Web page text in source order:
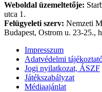
Weboldal üzemeltetője:
utca 1.
Felügyeleti szerv: Nemzeti
Budapest, Ostrom u. 23-25.,
Impresszum
Adatvédelmi
Jogi nyilatkozat, ÁSZF
Játékszabályzat
Médiaajánlat